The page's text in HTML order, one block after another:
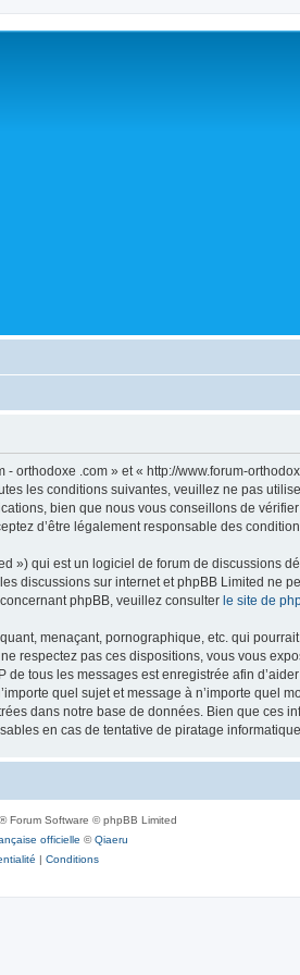
.com » et « http://www.forum-
les conditions suivantes, veuillez ne pas
bien que nous vous conseillons de
d’être légalement responsable des
») qui est un logiciel de forum de discussions
discussions sur internet et phpBB Limited ne
phpBB, veuillez consulter le site de
menaçant, pornographique, etc. qui
respectez pas ces dispositions, vous vous
tous les messages est enregistrée afin
quel sujet et message à n’importe quel
dans notre base de données. Bien que ces
en cas de tentative de piratage
® Forum Software © phpBB Limited
officielle ©Qiaeru
| Conditions